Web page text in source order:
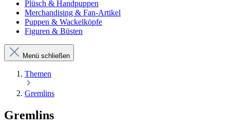
Plüsch & Handpuppen
Merchandising & Fan-Artikel
Puppen & Wackelköpfe
Figuren & Büsten
Menü schließen
Themen
Gremlins
Gremlins